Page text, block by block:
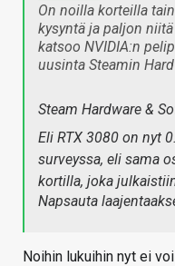
On noilla korteilla
kysyntä ja paljon
katsoo NVIDIA:n
uusinta Steamin
Steam Hardware &
Eli RTX 3080 on nyt
surveyssa, eli sama
kortilla, joka
Napsauta
Noihin lukuihin nyt ei